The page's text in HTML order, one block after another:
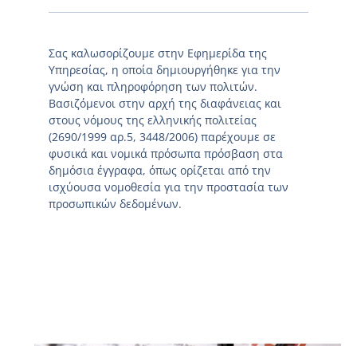
Σας καλωσορίζουμε στην Εφημερίδα της
Υπηρεσίας, η οποία δημιουργήθηκε για την
γνώση και πληροφόρηση των πολιτών.
Βασιζόμενοι στην αρχή της διαφάνειας και
στους νόμους της ελληνικής πολιτείας
(2690/1999 αρ.5, 3448/2006) παρέχουμε σε
φυσικά και νομικά πρόσωπα πρόσβαση στα
δημόσια έγγραφα, όπως ορίζεται από την
ισχύουσα νομοθεσία για την προστασία των
προσωπικών δεδομένων.